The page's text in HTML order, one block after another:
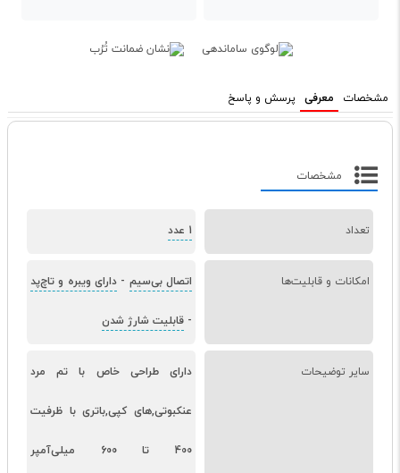
مشخصات معرفی پرسش و پاسخ
مشخصات
تعداد 1 عدد
امکانات و قابلیت‌ها اتصال بی‌سیم - دارای ویبره و تاچ‌پد
- قابلیت شارژ شدن
سایر توضیحات دارای طراحی خاص با تم مرد
عنکبوتی,های کپی,باتری با ظرفیت
400 تا 600 میلی‌آمپر